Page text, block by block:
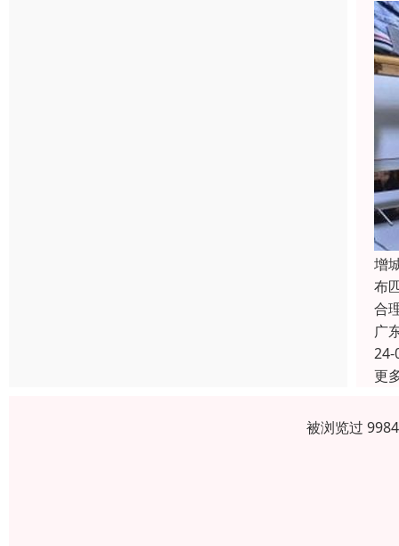
增
布
合
广
24-
更
被浏览过